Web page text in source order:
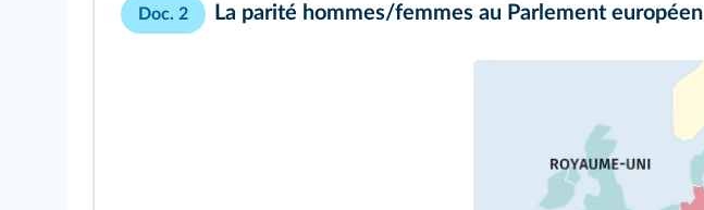
Doc. 2 La parité hommes/femmes au Parlement européen